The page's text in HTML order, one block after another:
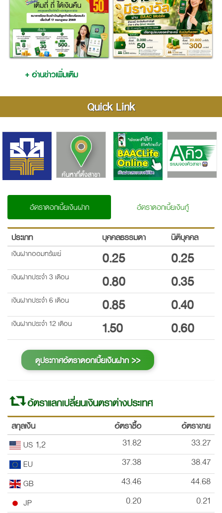
+ อ่านข่าวเพิ่มเติม
Quick Link
อัตราดอกเบี้ยเงินฝาก อัตราดอกเบี้ยเงินกู้
ประเภท บุคคลธรรมดา นิติบุคคล
เงินฝากออมทรัพย์ 0.25 0.25
เงินฝากประจำ 3 เดือน 0.80 0.35
เงินฝากประจำ 6 เดือน 0.85 0.40
เงินฝากประจำ 12 เดือน 1.50 0.60
ดูประกาศอัตราดอกเบี้ยเงินฝาก >>
อัตราแลกเปลี่ยนเงินตราต่างประเทศ
สกุลเงิน อัตราซื้อ
อัตราขาย
US 1,2
31.82
33.27
EU
37.38
38.47
GB
43.46
44.68
JP
0.20
0.21